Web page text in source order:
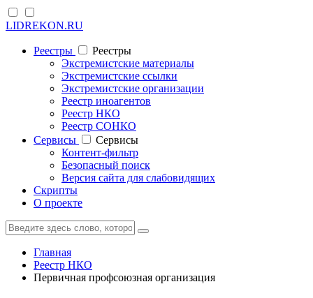
LIDREKON.RU
Реестры
Реестры
Экстремистские материалы
Экстремистские ссылки
Экстремистские организации
Реестр иноагентов
Реестр НКО
Реестр СОНКО
Cервисы
Cервисы
Контент-фильтр
Безопасный поиск
Версия сайта для слабовидящих
Скрипты
О проекте
Главная
Реестр НКО
Первичная профсоюзная организация